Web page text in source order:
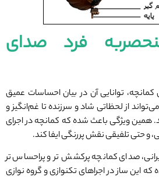
‌فرد صدای
توانایی آن در بیان احساسات عمیق
از لحظاتی شاد و سرزنده تا غم‌انگیز و
همین ویژگی باعث شده که کمانچه در اجرای
و حتی تلفیقی نقش پررنگی ایفا کند.
صدای کمانچه پرکشش‌ تر و پراحساس‌ تر
این ساز در اجراهای تکنوازی و گروه‌ نوازی